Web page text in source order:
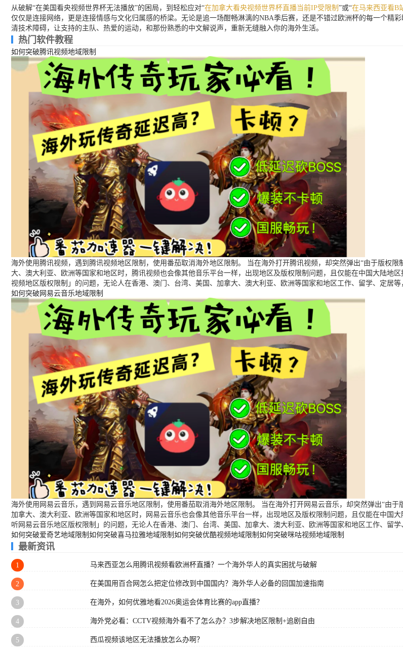
从破解“在美国看央视频世界杯无法播放”的困局，到轻松应对“在加拿大看央视频世界杯直播当前IP受限制 ”或“在马来西亚看B
仅仅是连接网络，更是连接情感与文化归属感的桥梁。无论是追一场酣畅淋漓的NBA季后赛，还是不错过欧洲杯的每一个精
清技术障碍，让支持的主队、热爱的运动，和那份熟悉的中文解说声，重新无缝融入你的海外生活。
热门软件教程
如何突破腾讯视频地域限制
海外使用腾讯视频，遇到腾讯视频地区限制，使用番茄取消海外地区限制。 当在海外打开腾讯视频，却突然弹出“由于版权
大、澳大利亚、欧洲等国家和地区时，腾讯视频也会像其他音乐平台一样，出现地区及版权限制问题，且仅能在中国大陆地
视频地区版权限制」的问题，无论人在香港、澳门、台湾、美国、加拿大、澳大利亚、欧洲等国家和地区工作、留学、定居等
如何突破网易云音乐地域限制
海外使用网易云音乐，遇到网易云音乐地区限制，使用番茄取消海外地区限制。 当在海外打开网易云音乐，却突然弹出“由
加拿大、澳大利亚、欧洲等国家和地区时，网易云音乐也会像其他音乐平台一样，出现地区及版权限制问题，且仅能在中国
听网易云音乐地区版权限制」的问题，无论人在香港、澳门、台湾、美国、加拿大、澳大利亚、欧洲等国家和地区工作、留
如何突破爱奇艺地域限制 如何突破喜马拉雅地域限制 如何突破优酷视频地域限制 如何突破咪咕视频地域限制
最新资讯
1 马来西亚怎么用腾讯视频看欧洲杯直播？一个海外华人的真实困扰与破解
2 在美国用百合网怎么把定位修改到中国国内？海外华人必备的回国加速指南
3 在海外，如何优雅地看2026奥运会体育比赛的app直播？
4 海外党必看：CCTV视频海外看不了怎么办？3步解决地区限制+追剧自由
5 西瓜视频该地区无法播放怎么办啊？